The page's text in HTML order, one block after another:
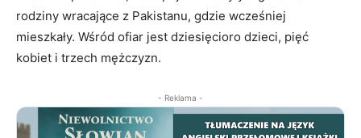
rodziny wracające z Pakistanu, gdzie wcześniej
mieszkały. Wśród ofiar jest dziesięcioro dzieci, pięć
kobiet i trzech mężczyzn.
- Reklama -